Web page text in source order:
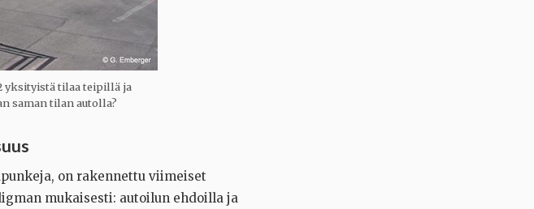
yksityistä tilaa teipillä ja
saman tilan autolla?
on rakennettu viimeiset
mukaisesti: autoilun ehdoilla ja